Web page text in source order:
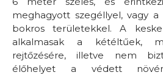
meghagyott szegéllyel, vagy
bokros területekkel. A
alkalmasak a kétéltűek,
rejtőzésére, illetve nem
élőhelyet a védett